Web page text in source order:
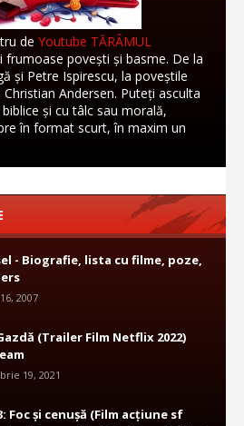
de Youtube TĂRÂMUL
frumoase povești și basme. De la
și Petre Ispirescu, la poveștile
Andersen. Puteți asculta
și cu tâlc sau morală,
în format scurt, în maxim un
- Biografie, lista cu filme, poze,
2007
(Trailer Film Netflix 2022)
19, 2021
Foc și cenușă (Film acțiune sf